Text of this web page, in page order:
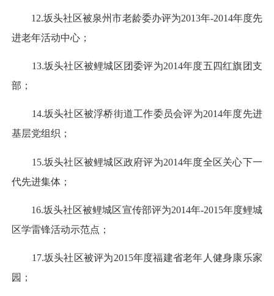
12.坂头社区被泉州市老龄委办评为2013年-2014年度先
进老年活动中心；
13.坂头社区被鲤城区团委评为2014年度五四红旗团支
部；
14.坂头社区被浮桥街道工作委员会评为2014年度先进
基层党组织；
15.坂头社区被鲤城区政府评为2014年度全区关心下一
代先进集体；
16.坂头社区被鲤城区宣传部评为2014年-2015年度鲤城
区学雷锋活动示范点；
17.坂头社区被评为2015年度福建省老年人健身康乐家
园；